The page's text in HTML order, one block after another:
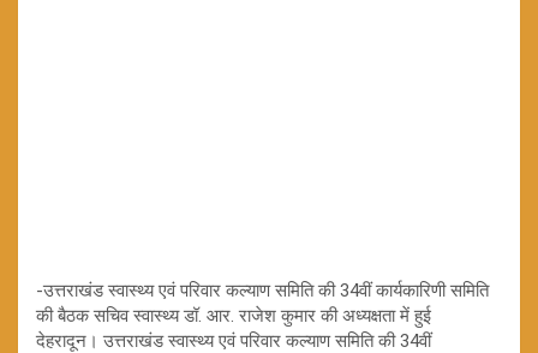
-उत्तराखंड स्वास्थ्य एवं परिवार कल्याण समिति की 34वीं कार्यकारिणी समिति
की बैठक सचिव स्वास्थ्य डॉ. आर. राजेश कुमार की अध्यक्षता में हुई
देहरादून। उत्तराखंड स्वास्थ्य एवं परिवार कल्याण समिति की 34वीं